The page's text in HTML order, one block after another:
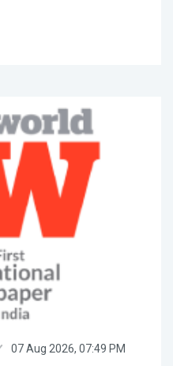
07 Aug 2026, 07:49 PM